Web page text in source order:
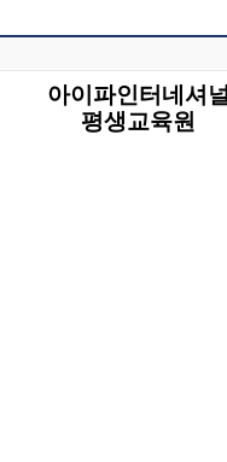
아이파인터네셔널
평생교육원